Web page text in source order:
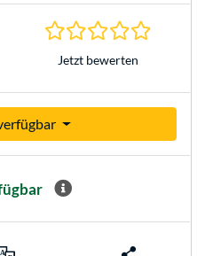
Jetzt bewerten